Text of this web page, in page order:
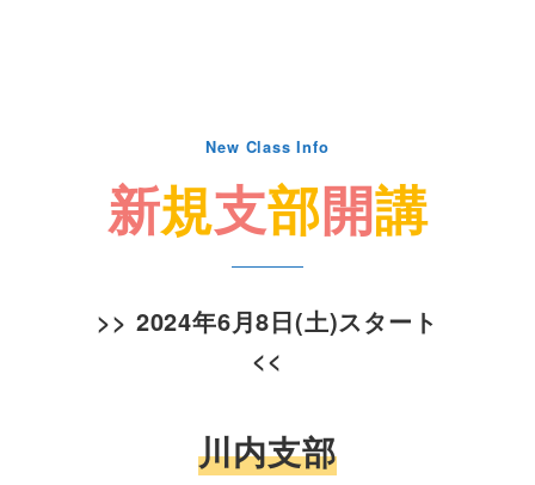
New Class Info
新規支部開講
>> 2024年6月8日(土)スタート
<<
川内支部